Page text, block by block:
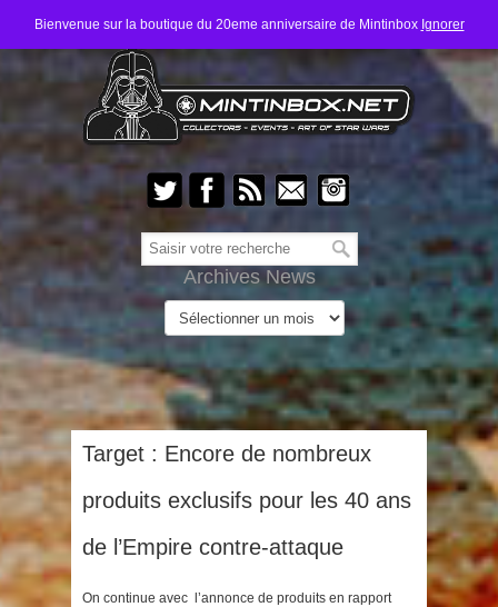
Bienvenue sur la boutique du 20eme anniversaire de Mintinbox Ignorer
Archives News
Target : Encore de nombreux
produits exclusifs pour les 40 ans
de l’Empire contre-attaque
On continue avec l’annonce de produits en rapport